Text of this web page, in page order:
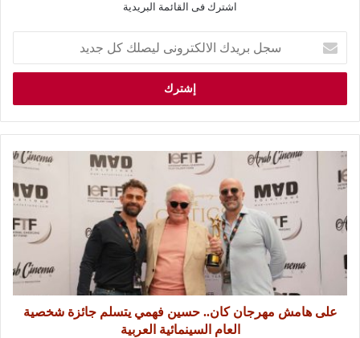
اشترك فى القائمة البريدية
على هامش مهرجان كان.. حسين فهمي يتسلم جائزة شخصية
العام السينمائية العربية